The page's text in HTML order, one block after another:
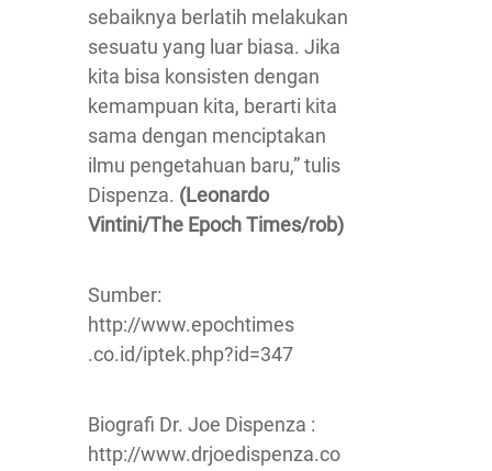
sebaiknya berlatih melakukan
sesuatu yang luar biasa. Jika
kita bisa konsisten dengan
kemampuan kita, berarti kita
sama dengan menciptakan
ilmu pengetahuan baru,” tulis
Dispenza. (Leonardo
Vintini/The Epoch Times/rob)
Sumber:
http://www.epochtimes
.co.id/iptek.php?id=347
Biografi Dr. Joe Dispenza :
http://www.drjoedispenza.co